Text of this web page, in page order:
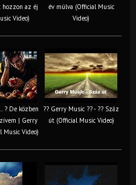
hozzon az éj
Video)
év múlva (Official Music
Video)
? De közben
| Gerry
Music Video)
?? Gerry Music ?? - ?? Száz
út (Official Music Video)